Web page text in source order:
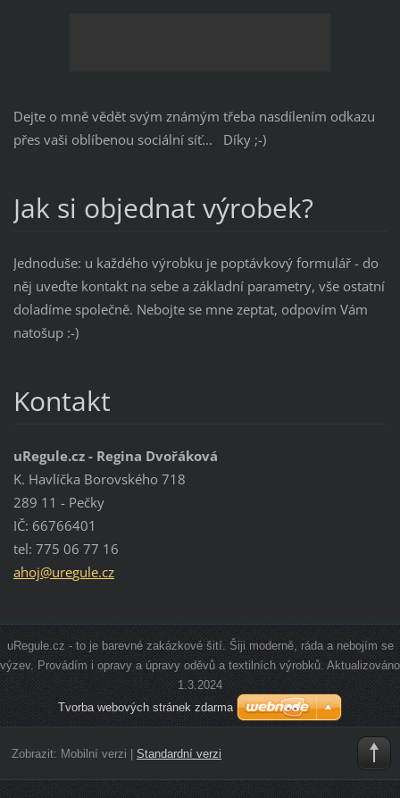
Dejte o mně vědět svým známým třeba nasdílením odkazu
přes vaši oblíbenou sociální síť... Díky ;-)
Jak si objednat výrobek?
Jednoduše: u každého výrobku je poptávkový formulář - do
něj uveďte kontakt na sebe a základní parametry, vše ostatní
doladíme společně. Nebojte se mne zeptat, odpovím Vám
natošup :-)
Kontakt
uRegule.cz - Regina Dvořáková
K. Havlíčka Borovského 718
289 11 - Pečky
IČ: 66766401
tel: 775 06 77 16
ahoj@uregule.cz
uRegule.cz - to je barevné zakázkové šití. Šiji moderně, ráda a nebojím se
výzev. Provádím i opravy a úpravy oděvů a textilních výrobků. Aktualizováno
1.3.2024
Tvorba webových stránek zdarma
Zobrazit: Mobilní verzi Standardní verzi